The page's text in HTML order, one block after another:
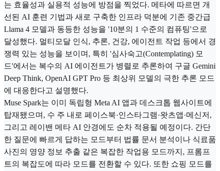
는 효율성과 실용적 성능에 방점을 찍었다. 메타에 따르면 개
선된 AI 훈련 기법과 새로 구축한 인프라 덕분에 기존 중간급
Llama 4 모델과 동등한 성능을 '10분의 1 수준의 컴퓨팅'으로
달성했다. 멀티모달 인식, 추론, 건강, 에이전트 작업 등에서 경
쟁력 있는 성능을 보이며, 특히 '심사숙고(Contemplating) 모
드'에서는 복수의 AI 에이전트가 병렬로 추론하여 구글 Gemini
Deep Think, OpenAI GPT Pro 등 최상위 모델의 극한 추론 모드
에 대응한다고 설명했다.
Muse Spark는 이미 독립형 Meta AI 앱과 데스크톱 웹사이트에
탑재됐으며, 수 주 내로 페이스북·인스타그램·왓츠앱·메신저,
그리고 레이밴 메타 AI 안경에도 순차 적용될 예정이다. 간단
한 질문에 빠르게 답하는 모드부터 법률 문서 분석이나 식료품
사진의 영양 정보 추출 같은 복잡한 작업용 모드까지, 프롬프
트의 복잡도에 따라 모드를 전환할 수 있다. 또한 쇼핑 모드를